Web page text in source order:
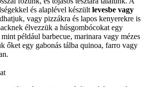
és alaplével készült levesbe vagy
vagy pizzákra és lapos kenyerekre is
élvezzük a húsgombócokat egy
például barbecue, marinara vagy mézes
őket egy gabonás tálba quinoa, farro vagy